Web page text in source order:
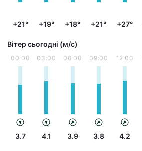
+21° +19° +18° +21° +27°
Вітер сьогодні (м/с)
00:00
3.7
03:00
4.1
06:00
3.9
09:00
3.8
12:00
4.2